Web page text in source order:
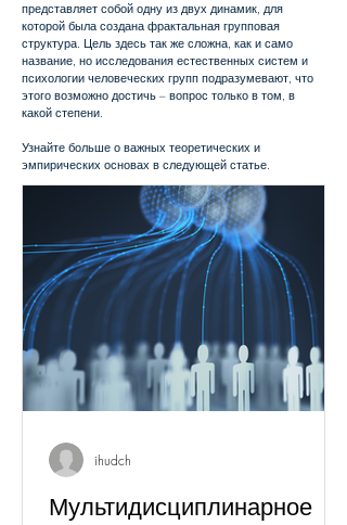
представляет собой одну из двух динамик, для
которой была создана фрактальная групповая
структура. Цель здесь так же сложна, как и само
название, но исследования естественных систем и
психологии человеческих групп подразумевают, что
этого возможно достичь – вопрос только в том, в
какой степени.
Узнайте больше о важных теоретических и
эмпирических основах в следующей статье.
Мультидисциплинарное
ihudch